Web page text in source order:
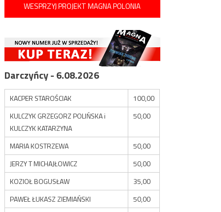
WESPRZYJ PROJEKT MAGNA POLONIA
Darczyńcy - 6.08.2026
KACPER STAROŚCIAK
100,00
KULCZYK GRZEGORZ POLIŃSKA i
KULCZYK KATARZYNA
50,00
MARIA KOSTRZEWA
50,00
JERZY T MICHAJŁOWICZ
50,00
KOZIOŁ BOGUSŁAW
35,00
PAWEŁ ŁUKASZ ZIEMIAŃSKI
50,00